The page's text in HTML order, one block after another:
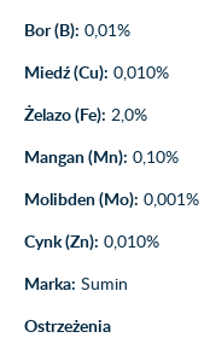
Bor (B): 0,01%
Miedź (Cu): 0,010%
Żelazo (Fe): 2,0%
Mangan (Mn): 0,10%
Molibden (Mo): 0,001%
Cynk (Zn): 0,010%
Marka: Sumin
Ostrzeżenia